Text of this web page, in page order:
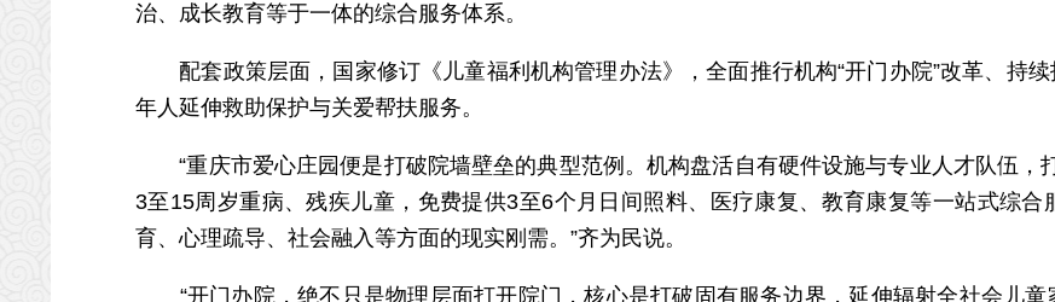
治、成长教育等于一体的综合服务体系。
配套政策层面，国家修订《儿童福利机构管理办法》，全面推行机构“开门办院”改革、持
年人延伸救助保护与关爱帮扶服务。
“重庆市爱心庄园便是打破院墙壁垒的典型范例。机构盘活自有硬件设施与专业人才队伍，
3至15周岁重病、残疾儿童，免费提供3至6个月日间照料、医疗康复、教育康复等一站式综
育、心理疏导、社会融入等方面的现实刚需。”齐为民说。
“开门办院，绝不只是物理层面打开院门，核心是打破固有服务边界，延伸辐射全社会儿童